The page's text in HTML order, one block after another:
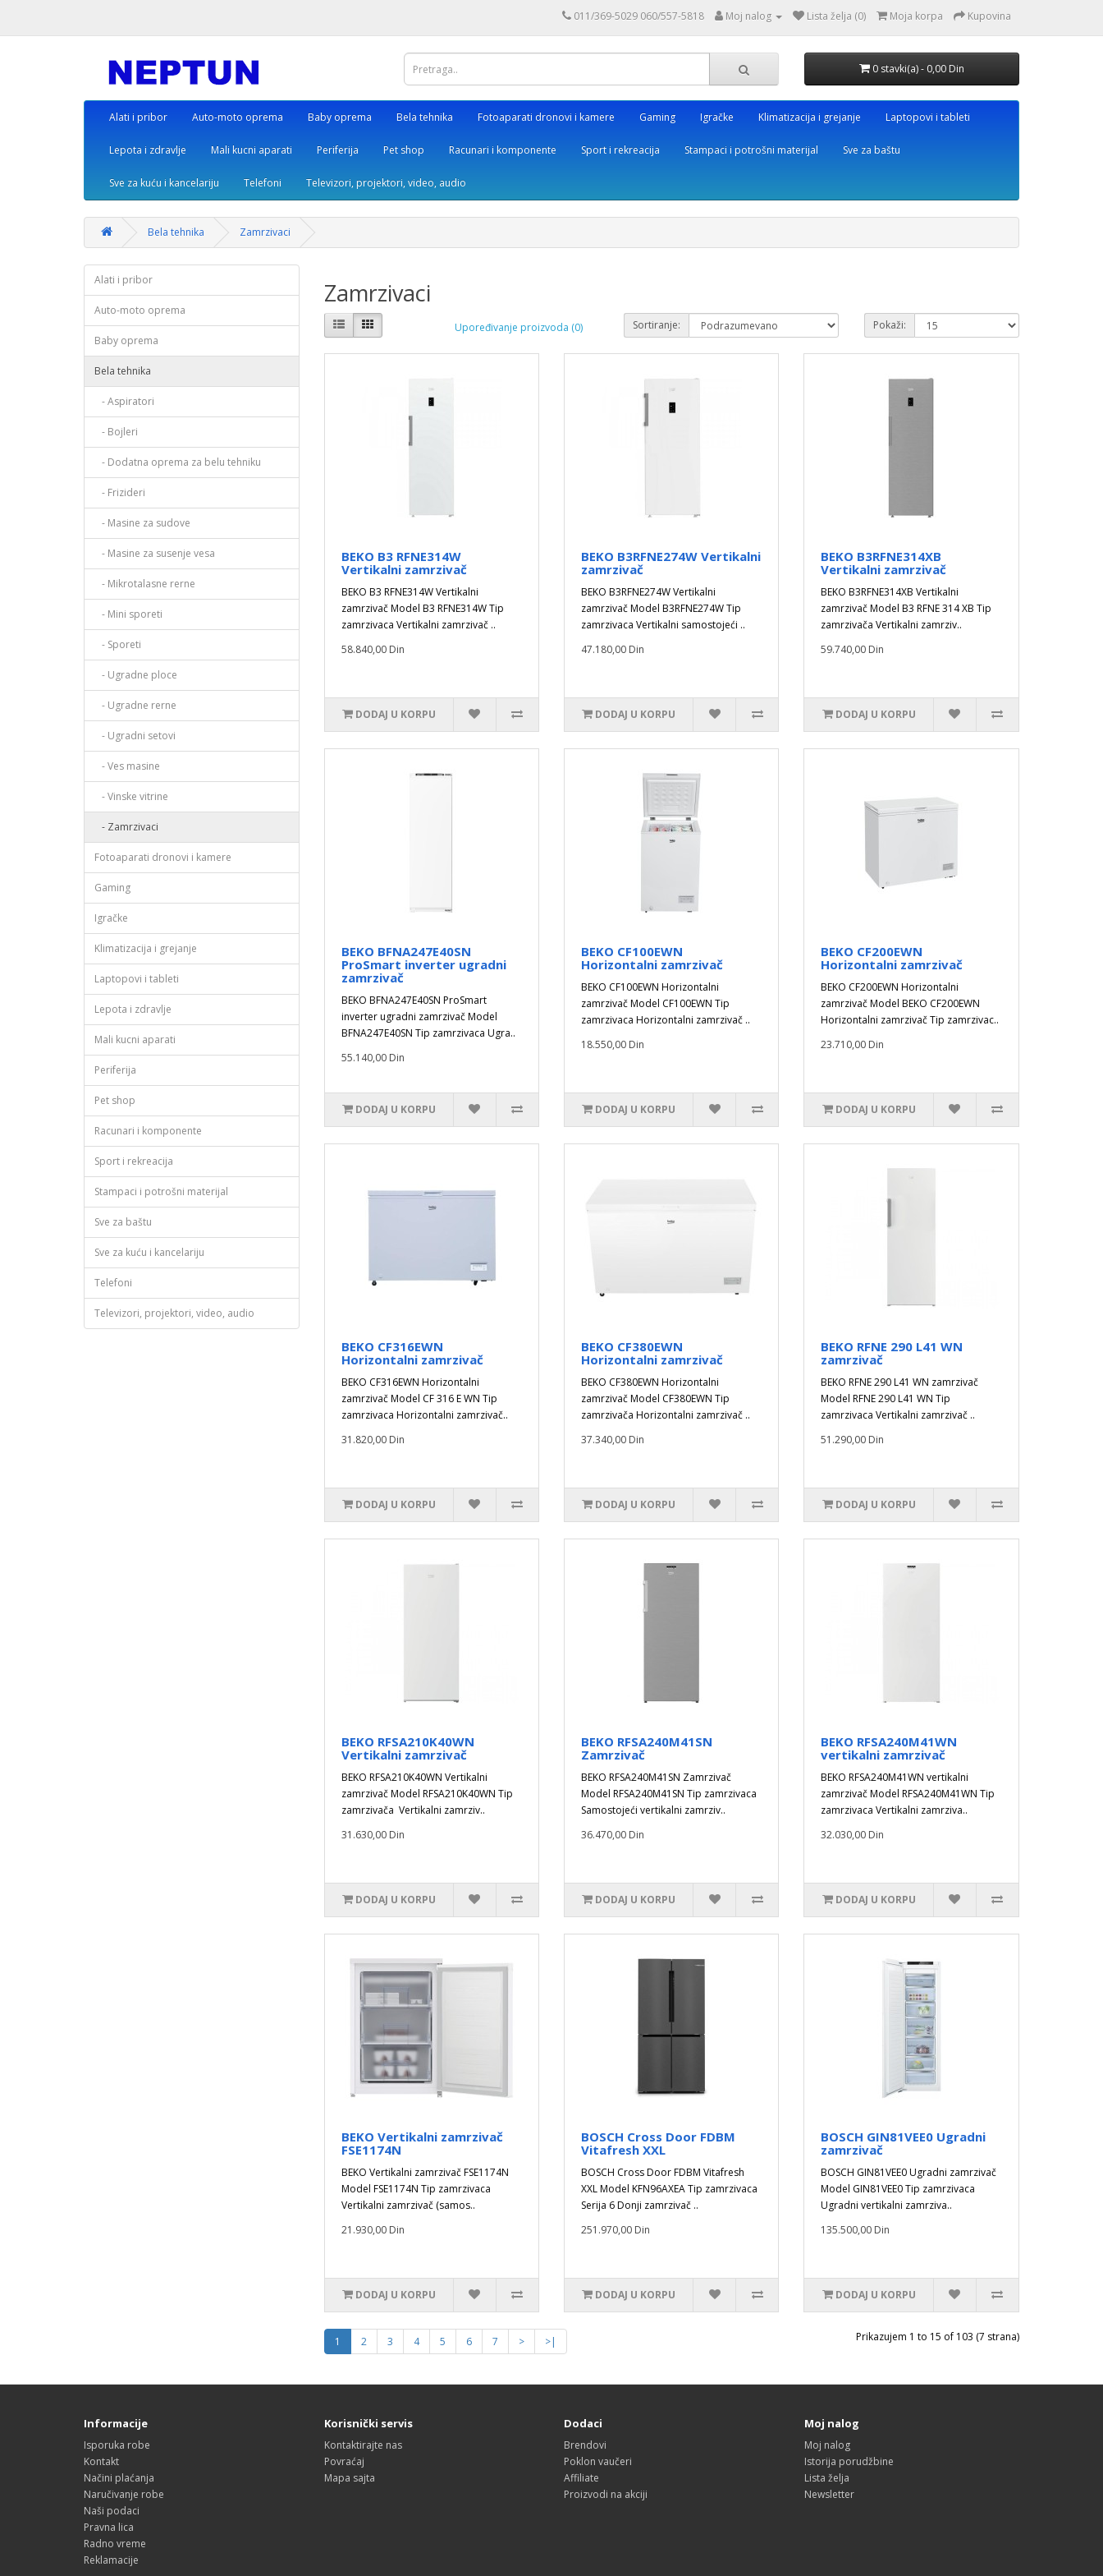
011/369-5029 060/557-5818 Moj nalog Lista želja (0) Moja korpa Kupovina
0 stavki(a) - 0,00 Din
Alati i pribor Auto-moto oprema Baby oprema Bela tehnika Fotoaparati dronovi i kamere Gaming Igračke Klimatizacija i grejanje Laptopovi i tableti
Lepota i zdravlje Mali kucni aparati Periferija Pet shop Racunari i komponente Sport i rekreacija Stampaci i potrošni materijal Sve za baštu
Sve za kuću i kancelariju Telefoni Televizori, projektori, video, audio
Bela tehnika Zamrzivaci
Alati i pribor
Auto-moto oprema
Baby oprema
Bela tehnika
- Aspiratori
- Bojleri
- Dodatna oprema za belu tehniku
- Frizideri
- Masine za sudove
- Masine za susenje vesa
- Mikrotalasne rerne
- Mini sporeti
- Sporeti
- Ugradne ploce
- Ugradne rerne
- Ugradni setovi
- Ves masine
- Vinske vitrine
- Zamrzivaci
Fotoaparati dronovi i kamere
Gaming
Igračke
Klimatizacija i grejanje
Laptopovi i tableti
Lepota i zdravlje
Mali kucni aparati
Periferija
Pet shop
Racunari i komponente
Sport i rekreacija
Stampaci i potrošni materijal
Sve za baštu
Sve za kuću i kancelariju
Telefoni
Televizori, projektori, video, audio
Zamrzivaci
Upoređivanje proizvoda (0) Sortiranje: Pokaži:
BEKO B3 RFNE314W
Vertikalni zamrzivač
BEKO B3 RFNE314W Vertikalni
zamrzivač Model B3 RFNE314W Tip
zamrzivaca Vertikalni zamrzivač ..
58.840,00 Din
DODAJ U KORPU
BEKO B3RFNE274W Vertikalni
zamrzivač
BEKO B3RFNE274W Vertikalni
zamrzivač Model B3RFNE274W Tip
zamrzivaca Vertikalni samostojeći ..
47.180,00 Din
DODAJ U KORPU
BEKO B3RFNE314XB
Vertikalni zamrzivač
BEKO B3RFNE314XB Vertikalni
zamrzivač Model B3 RFNE 314 XB Tip
zamrzivača Vertikalni zamrziv..
59.740,00 Din
DODAJ U KORPU
BEKO BFNA247E40SN
ProSmart inverter ugradni
zamrzivač
BEKO BFNA247E40SN ProSmart
inverter ugradni zamrzivač Model
BFNA247E40SN Tip zamrzivaca Ugra..
55.140,00 Din
DODAJ U KORPU
BEKO CF100EWN
Horizontalni zamrzivač
BEKO CF100EWN Horizontalni
zamrzivač Model CF100EWN Tip
zamrzivaca Horizontalni zamrzivač ..
18.550,00 Din
DODAJ U KORPU
BEKO CF200EWN
Horizontalni zamrzivač
BEKO CF200EWN Horizontalni
zamrzivač Model BEKO CF200EWN
Horizontalni zamrzivač Tip zamrzivac..
23.710,00 Din
DODAJ U KORPU
BEKO CF316EWN
Horizontalni zamrzivač
BEKO CF316EWN Horizontalni
zamrzivač Model CF 316 E WN Tip
zamrzivaca Horizontalni zamrzivač..
31.820,00 Din
DODAJ U KORPU
BEKO CF380EWN
Horizontalni zamrzivač
BEKO CF380EWN Horizontalni
zamrzivač Model CF380EWN Tip
zamrzivača Horizontalni zamrzivač ..
37.340,00 Din
DODAJ U KORPU
BEKO RFNE 290 L41 WN
zamrzivač
BEKO RFNE 290 L41 WN zamrzivač
Model RFNE 290 L41 WN Tip
zamrzivaca Vertikalni zamrzivač ..
51.290,00 Din
DODAJ U KORPU
BEKO RFSA210K40WN
Vertikalni zamrzivač
BEKO RFSA210K40WN Vertikalni
zamrzivač Model RFSA210K40WN Tip
zamrzivača Vertikalni zamrziv..
31.630,00 Din
DODAJ U KORPU
BEKO RFSA240M41SN
Zamrzivač
BEKO RFSA240M41SN Zamrzivač
Model RFSA240M41SN Tip zamrzivaca
Samostojeći vertikalni zamrziv..
36.470,00 Din
DODAJ U KORPU
BEKO RFSA240M41WN
vertikalni zamrzivač
BEKO RFSA240M41WN vertikalni
zamrzivač Model RFSA240M41WN Tip
zamrzivaca Vertikalni zamrziva..
32.030,00 Din
DODAJ U KORPU
BEKO Vertikalni zamrzivač
FSE1174N
BEKO Vertikalni zamrzivač FSE1174N
Model FSE1174N Tip zamrzivaca
Vertikalni zamrzivač (samos..
21.930,00 Din
DODAJ U KORPU
BOSCH Cross Door FDBM
Vitafresh XXL
BOSCH Cross Door FDBM Vitafresh
XXL Model KFN96AXEA Tip zamrzivaca
Serija 6 Donji zamrzivač ..
251.970,00 Din
DODAJ U KORPU
BOSCH GIN81VEE0 Ugradni
zamrzivač
BOSCH GIN81VEE0 Ugradni zamrzivač
Model GIN81VEE0 Tip zamrzivaca
Ugradni vertikalni zamrziva..
135.500,00 Din
DODAJ U KORPU
1 2 3 4 5 6 7 > >| Prikazujem 1 to 15 of 103 (7 strana)
Informacije
Isporuka robe
Kontakt
Načini plaćanja
Naručivanje robe
Naši podaci
Pravna lica
Radno vreme
Reklamacije
Korisnički servis
Kontaktirajte nas
Povraćaj
Mapa sajta
Dodaci
Brendovi
Poklon vaučeri
Affiliate
Proizvodi na akciji
Moj nalog
Moj nalog
Istorija porudžbine
Lista želja
Newsletter